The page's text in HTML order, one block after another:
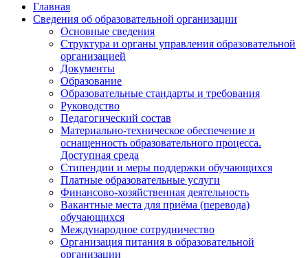
Главная
Сведения об образовательной организации
Основные сведения
Структура и органы управления образовательной
организацией
Документы
Образование
Образовательные стандарты и требования
Руководство
Педагогический состав
Материально-техническое обеспечение и
оснащенность образовательного процесса.
Доступная среда
Стипендии и меры поддержки обучающихся
Платные образовательные услуги
Финансово-хозяйственная деятельность
Вакантные места для приёма (перевода)
обучающихся
Международное сотрудничество
Организация питания в образовательной
организации